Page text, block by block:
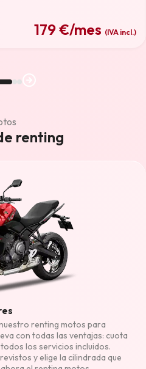
179 €/mes (IVA incl.)
renting
renting motos para
con todas las ventajas: cuota
los servicios incluidos.
y elige la cilindrada que